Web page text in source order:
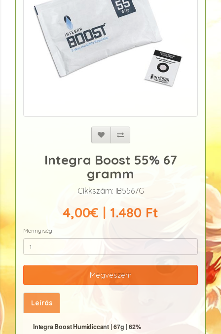
Integra Boost 55% 67
gramm
Cikkszám: IB5567G
4,00€ | 1.480 Ft
Mennyiség
Megveszem
Leírás
Integra Boost Humidiccant |67g |62%